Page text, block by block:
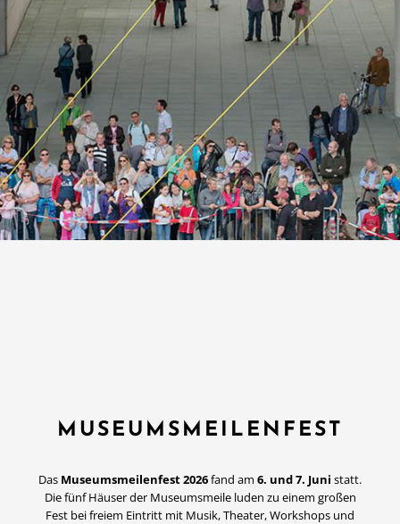
MUSEUMSMEILENFEST
Das Museumsmeilenfest 2026fand am 6. und 7. Juni statt.
Die fünf Häuser der Museumsmeile luden zu einem großen
Fest bei freiem Eintritt mit Musik, Theater, Workshops und